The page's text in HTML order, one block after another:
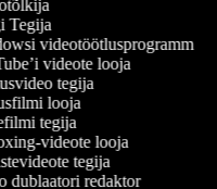
videotöötlusprogramm
videote looja
tegija
looja
tegija
videote looja
tegija
dublaatori redaktor